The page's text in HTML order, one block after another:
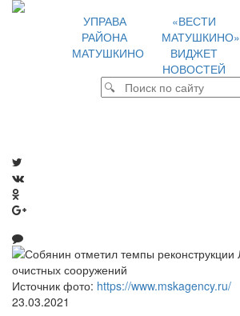
УПРАВА
РАЙОНА
МАТУШКИНО
«ВЕСТИ
МАТУШКИНО»
ВИДЖЕТ
НОВОСТЕЙ
Источник фото: https://www.mskagency.ru/
23.03.2021